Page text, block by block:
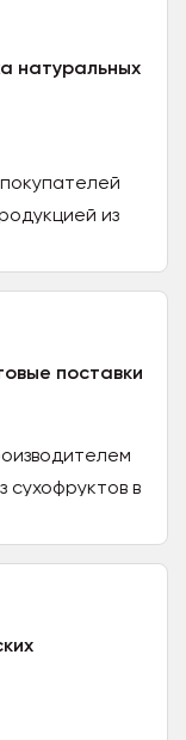
натуральных
из
поставки
сухофруктов в